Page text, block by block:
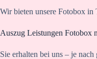
Wir bieten unsere Fotobox in
Auszug Leistungen Fotobox
Sie erhalten bei uns – je